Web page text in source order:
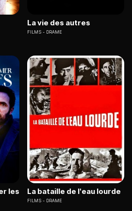
La vie des autres
FILMS DRAME
les
La bataille de l'eau lourde
FILMS DRAME